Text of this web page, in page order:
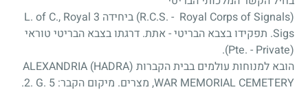
(R.C.S. - Royal Corps of Signals) ביחידה 3 L. of C., Royal
Sigs. תפקידו בצבא הבריטי - אתת. דרגתו בצבא הבריטי טוראי
(Pte. - Private).
הובא למנוחות עולמים בבית הקברות ALEXANDRIA (HADRA)
WAR MEMORIAL CEMETERY, מצרים. מיקום הקבר:
2. G. 5
.